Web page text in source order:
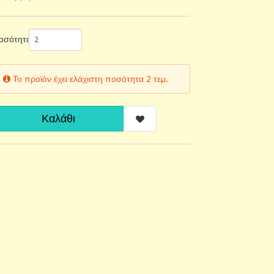
Το προϊόν έχει ελάχιστη ποσότητα 2 τεμ.
Καλάθι